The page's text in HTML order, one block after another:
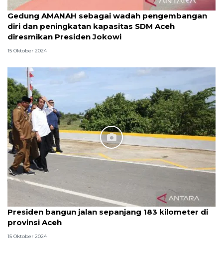
Gedung AMANAH sebagai wadah pengembangan
diri dan peningkatan kapasitas SDM Aceh
diresmikan Presiden Jokowi
15 Oktober 2024
Presiden bangun jalan sepanjang 183 kilometer di
provinsi Aceh
15 Oktober 2024